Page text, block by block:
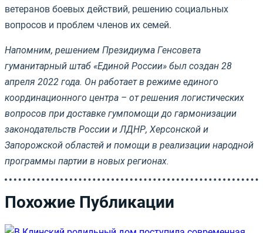
ветеранов боевых действий, решению социальных
вопросов и проблем членов их семей.
Напомним, решением Президиума Генсовета
гуманитарный штаб «Единой России» был создан 28
апреля 2022 года. Он работает в режиме единого
координационного центра – от решения логистических
вопросов при доставке гумпомощи до гармонизации
законодательств России и ЛДНР, Херсонской и
Запорожской областей и помощи в реализации народной
программы партии в новых регионах.
Похожие Публикации